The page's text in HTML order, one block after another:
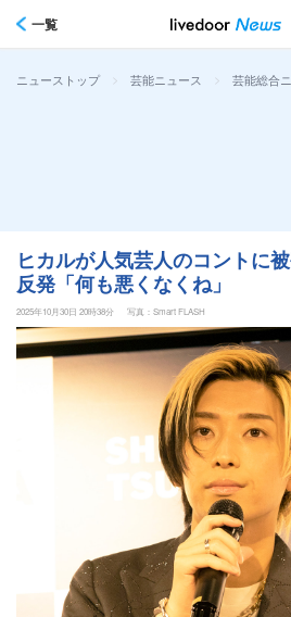
一覧
ニューストップ > 芸能ニュース > 芸能総合
ヒカルが人気芸人のコントに
反発「何も悪くなくね」
2025年10月30日 20時38分 写真：Smart FLASH